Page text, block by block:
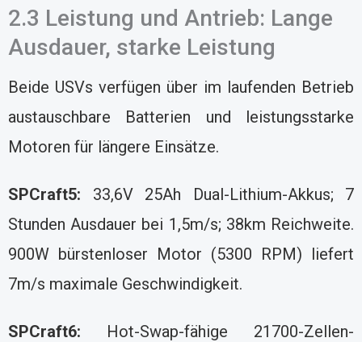
2.3 Leistung und Antrieb: Lange
Ausdauer, starke Leistung
Beide USVs verfügen über im laufenden Betrieb
austauschbare Batterien und leistungsstarke
Motoren für längere Einsätze.
SPCraft5: 33,6V 25Ah Dual-Lithium-Akkus; 7
Stunden Ausdauer bei 1,5m/s; 38km Reichweite.
900W bürstenloser Motor (5300 RPM) liefert
7m/s maximale Geschwindigkeit.
SPCraft6: Hot-Swap-fähige 21700-Zellen-